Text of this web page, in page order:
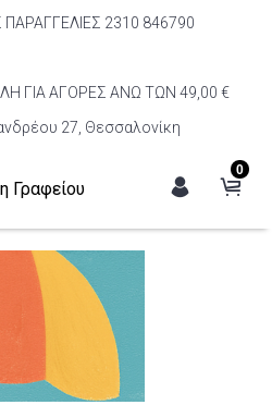
2310 846790
ΓΙΑ ΑΓΟΡΕΣ ΑΝΩ ΤΩΝ 49,00 €
27, Θεσσαλονίκη
0
Γραφείου